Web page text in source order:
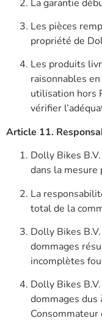
La garantie
Les pièces
propriété de
Les produits
raisonnables
utilisation hors
vérifier
Article 11.
Dolly Bikes
dans la
La
total de la
Dolly Bikes
dommages
incomplètes
Dolly Bikes
dommages dus